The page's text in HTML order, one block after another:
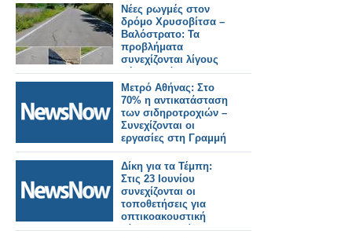
Νέες ρωγμές στον
δρόμο Χρυσοβίτσα –
Βαλόστρατο: Τα
προβλήματα
συνεχίζονται λίγους
μήνες μετά την
ασφαλτόστρωση
Μετρό Αθήνας: Στο
70% η αντικατάσταση
των σιδηροτροχιών –
Συνεχίζονται οι
εργασίες στη Γραμμή
3.
Δίκη για τα Τέμπη:
Στις 23 Ιουνίου
συνεχίζονται οι
τοποθετήσεις για
οπτικοακουστική
κάλυψη της δίκης.